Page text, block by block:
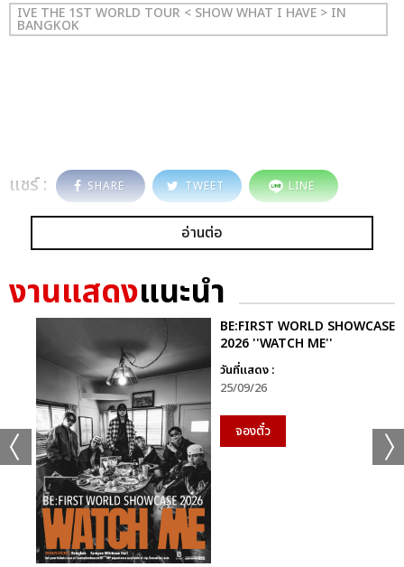
IVE THE 1ST WORLD TOUR < SHOW WHAT I HAVE > IN
BANGKOK
แชร์ : SHARE TWEET LINE
อ่านต่อ
งานแสดงแนะนำ
BE:FIRST WORLD SHOWCASE
2026 ''WATCH ME''
วันที่แสดง :
25/09/26
จองตั๋ว